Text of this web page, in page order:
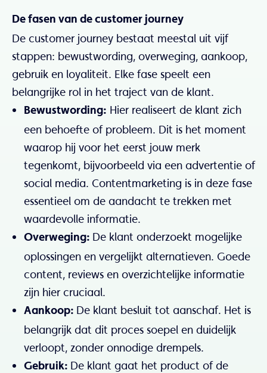
De fasen van de customer journey
De customer journey bestaat meestal uit vijf
stappen: bewustwording, overweging, aankoop,
gebruik en loyaliteit. Elke fase speelt een
belangrijke rol in het traject van de klant.
Bewustwording: Hier realiseert de klant zich
een behoefte of probleem. Dit is het moment
waarop hij voor het eerst jouw merk
tegenkomt, bijvoorbeeld via een advertentie of
social media. Contentmarketing is in deze fase
essentieel om de aandacht te trekken met
waardevolle informatie.
Overweging: De klant onderzoekt mogelijke
oplossingen en vergelijkt alternatieven. Goede
content, reviews en overzichtelijke informatie
zijn hier cruciaal.
Aankoop: De klant besluit tot aanschaf. Het is
belangrijk dat dit proces soepel en duidelijk
verloopt, zonder onnodige drempels.
Gebruik: De klant gaat het product of de